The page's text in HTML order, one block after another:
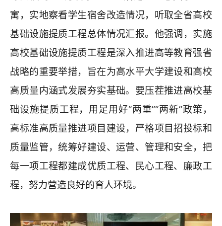
寓，实地察看学生宿舍改造情况，听取全省高校
基础设施提质工程总体情况汇报。他强调，实施
高校基础设施提质工程是深入推进高等教育强省
战略的重要举措，旨在为高水平大学建设和高校
高质量内涵式发展夯实基础。要压茬推进高校基
础设施提质工程，用足用好“两重”“两新”政策，
高标准高质量推进项目建设，严格项目招投标和
质量监管，统筹好建设、运营、管理和安全，把
每一项工程都建成优质工程、民心工程、廉政工
程，努力营造良好的育人环境。